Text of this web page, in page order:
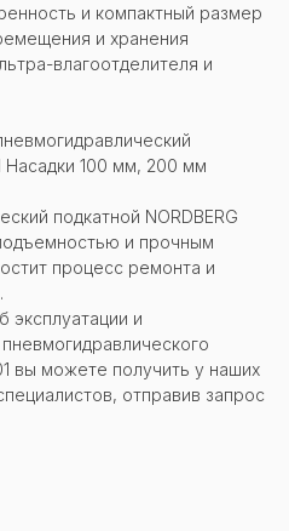
и компактный размер
и хранения
влагоотделителя и
Насадки 100 мм, 200 мм
подкатной NORDBERG
и прочным
процесс ремонта и
и
вы можете получить у наших
отправив запрос